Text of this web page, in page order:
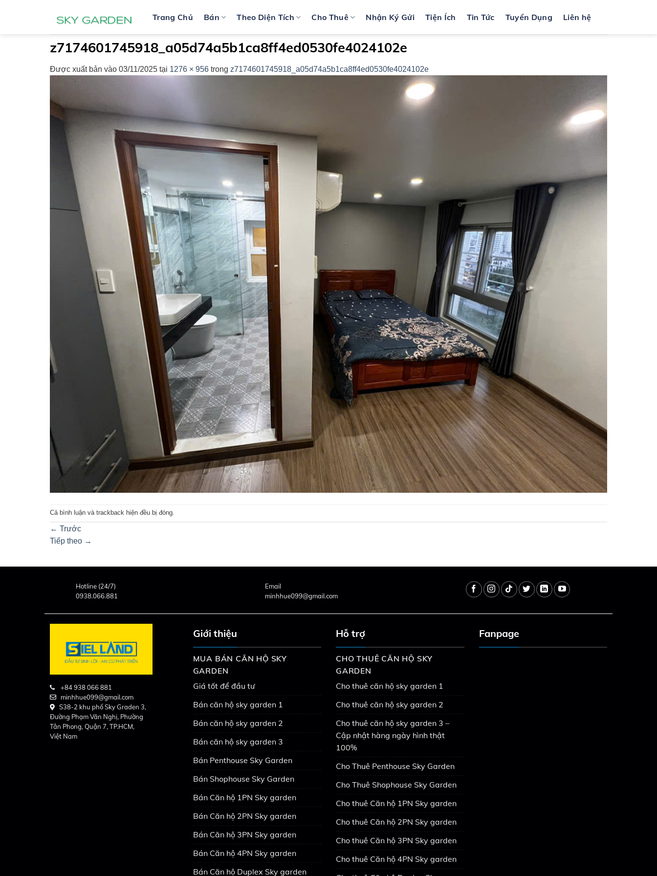
Trang Chủ Bán Theo Diện Tích Cho Thuê Nhận Ký Gửi Tiện Ích Tin Tức Tuyển Dụng Liên hệ
z7174601745918_a05d74a5b1ca8ff4ed0530fe4024102e
Được xuất bản vào 03/11/2025 tại 1276 × 956 trong z7174601745918_a05d74a5b1ca8ff4ed0530fe4024102e
Cả bình luận và trackback hiện đều bị đóng.
← Trước
Tiếp theo →
Hotline (24/7)
0938.066.881
Email
minhhue099@gmail.com
+84 938 066 881
minhhue099@gmail.com
S38-2 khu phố Sky Graden 3,
Đường Phạm Văn Nghị, Phường
Tân Phong, Quận 7, TP.HCM,
Việt Nam
Giới thiệu
MUA BÁN CĂN HỘ SKY
GARDEN
Giá tốt để đầu tư
Bán căn hộ sky garden 1
Bán căn hộ sky garden 2
Bán căn hộ sky garden 3
Bán Penthouse Sky Garden
Bán Shophouse Sky Garden
Bán Căn hộ 1PN Sky garden
Bán Căn hộ 2PN Sky garden
Bán Căn hộ 3PN Sky garden
Bán Căn hộ 4PN Sky garden
Bán Căn hộ Duplex Sky garden
Hỗ trợ
CHO THUÊ CĂN HỘ SKY
GARDEN
Cho thuê căn hộ sky garden 1
Cho thuê căn hộ sky garden 2
Cho thuê căn hộ sky garden 3 –
Cập nhật hàng ngày hình thật
100%
Cho Thuê Penthouse Sky Garden
Cho Thuê Shophouse Sky Garden
Cho thuê Căn hộ 1PN Sky garden
Cho thuê Căn hộ 2PN Sky garden
Cho thuê Căn hộ 3PN Sky garden
Cho thuê Căn hộ 4PN Sky garden
Fanpage